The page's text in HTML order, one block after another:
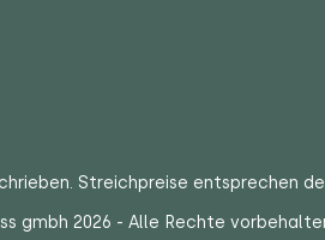
Streichpreise entsprechen
gmbh 2026 - Alle Rechte